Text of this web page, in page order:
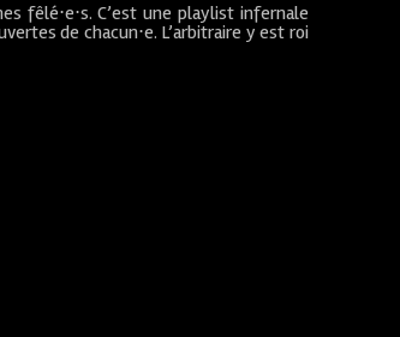
fêlé⋅e⋅s. C’est une playlist infernale
de chacun⋅e. L’arbitraire y est roi